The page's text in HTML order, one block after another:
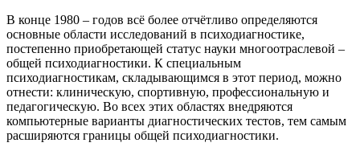
В конце 1980 – годов всё более отчётливо определяются
основные области исследований в психодиагностике,
постепенно приобретающей статус науки многоотраслевой –
общей психодиагностики. К специальным
психодиагностикам, складывающимся в этот период, можно
отнести: клиническую, спортивную, профессиональную и
педагогическую. Во всех этих областях внедряются
компьютерные варианты диагностических тестов, тем самым
расширяются границы общей психодиагностики.